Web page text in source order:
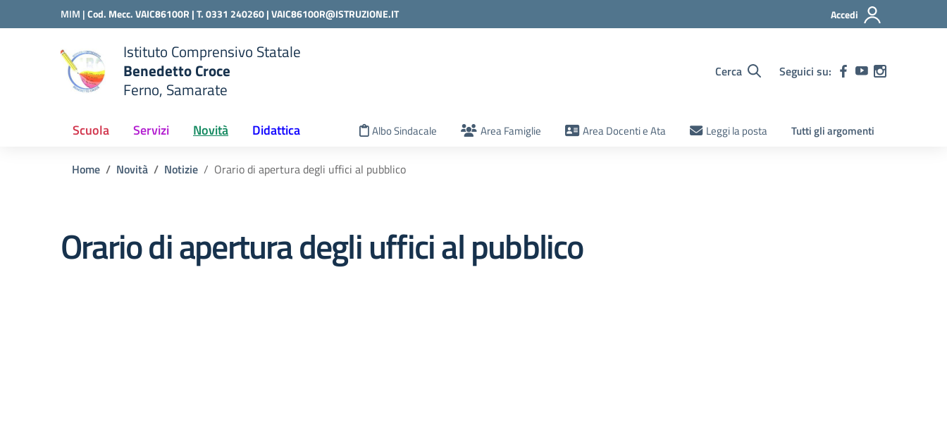
Vai ai contenuti
Vai al menu di navigazione
MIM |Cod. Mecc. VAIC86100R | T. 0331 240260 |VAIC86100R@ISTRUZIONE.IT Accedi
scuola
Istituto Comprensivo Statale
Benedetto Croce
Ferno, Samarate
Cerca Seguici su:
Scuola Servizi Novità Didattica Albo Sindacale Area Famiglie Area Docenti e Ata Leggi la posta Tutti gli argomenti
Home Novità Notizie Orario di apertura degli uffici al pubblico
Orario di apertura degli uffici al pubblico